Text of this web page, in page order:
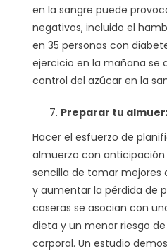
en la sangre puede
negativos, incluido el
en 35 personas con
ejercicio en la mañana se
control del azúcar en la
Preparar tu
Hacer el esfuerzo de
almuerzo con
sencilla de tomar mejores
y aumentar la pérdida de
caseras se asocian con
dieta y un menor riesgo
corporal. Un estudio